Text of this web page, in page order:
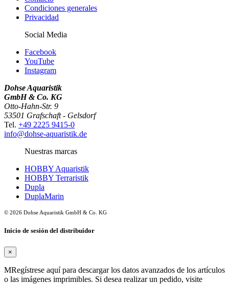
Condiciones generales
Privacidad
Social Media
Facebook
YouTube
Instagram
Dohse Aquaristik
GmbH & Co. KG
Otto-Hahn-Str. 9
53501 Grafschaft - Gelsdorf
Tel. +49 2225 9415-0
info@dohse-aquaristik.de
Nuestras marcas
HOBBY Aquaristik
HOBBY Terraristik
Dupla
DuplaMarin
© 2026 Dohse Aquaristik GmbH & Co. KG
Inicio de sesión del distribuidor
×
MRegístrese aquí para descargar los datos avanzados de los artículos
o las imágenes imprimibles. Si desea realizar un pedido, visite